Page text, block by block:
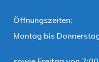
Öffnungszeiten:
Montag bis